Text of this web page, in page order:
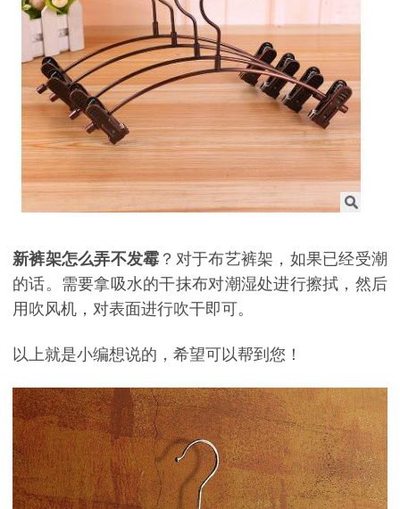
新裤架怎么弄不发霉 ？对于布艺裤架，如果已经受潮
的话。需要拿吸水的干抹布对潮湿处进行擦拭，然后
用吹风机，对表面进行吹干即可。
以上就是小编想说的，希望可以帮到您！